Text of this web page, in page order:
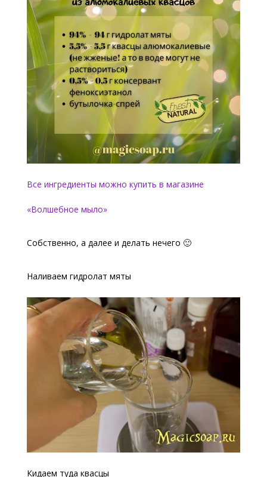
Все ингредиенты можно купить в магазине
«Волшебное мыло»
Собственно, а далее и делать нечего 🙂
Наливаем гидролат мяты
Кидаем туда квасцы